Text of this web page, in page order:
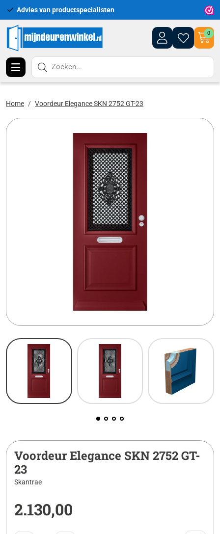
Advies van productspecialisten
0
Zoeken...
Home Voordeur Elegance SKN 2752 GT-23
Voordeur Elegance SKN 2752 GT-
23
Skantrae
2.130,00